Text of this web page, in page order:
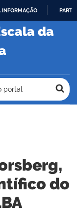
INFORMAÇÃO
da
portal
do